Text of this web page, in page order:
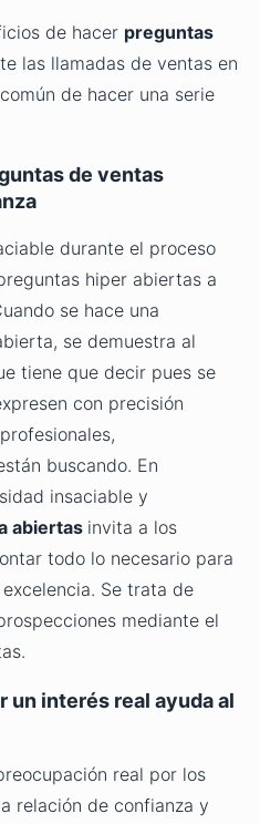
de hacer preguntas
las llamadas de ventas en
de hacer una serie
de ventas
durante el proceso
hiper abiertas a
se hace una
se demuestra al
tiene que decir pues se
con precisión
buscando. En
insaciable y
abiertas invita a los
todo lo necesario para
Se trata de
mediante el
un interés real ayuda al
real por los
relación de confianza y